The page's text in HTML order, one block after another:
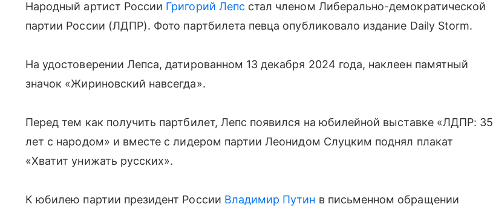
Народный артист России Григорий Лепс стал членом Либерально-демократической
партии России (ЛДПР). Фото партбилета певца опубликовало издание Daily Storm.
На удостоверении Лепса, датированном 13 декабря 2024 года, наклеен памятный
значок «Жириновский навсегда».
Перед тем как получить партбилет, Лепс появился на юбилейной выставке «ЛДПР: 35
лет с народом» и вместе с лидером партии Леонидом Слуцким поднял плакат
«Хватит унижать русских».
К юбилею партии президент России Владимир Путин в письменном обращении